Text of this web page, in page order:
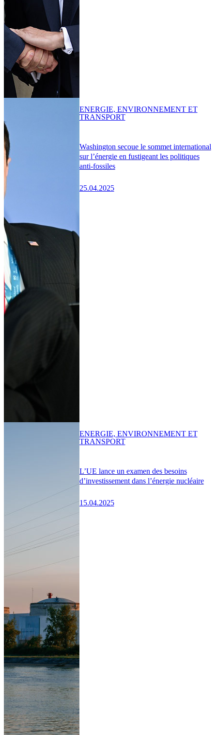
Washington secoue le sommet international
sur l’énergie en fustigeant les politiques
anti-fossiles
25.04.2025
ENERGIE, ENVIRONNEMENT ET
TRANSPORT
L’UE lance un examen des besoins
d’investissement dans l’énergie nucléaire
15.04.2025
ENERGIE, ENVIRONNEMENT ET
TRANSPORT